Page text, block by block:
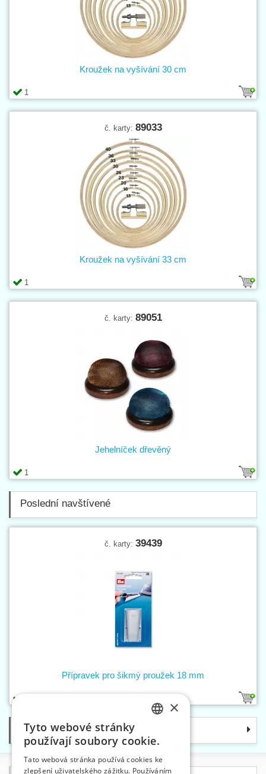
1
Kroužek na vyšívání 30 cm
č. karty: 89033
1
Kroužek na vyšívání 33 cm
č. karty: 89051
1
Jehelníček dřevěný
Poslední navštívené
č. karty: 39439
Přípravek pro šikmý proužek 18 mm
Kategorie
ENGLISH
×
Tyto webové stránky
používají soubory cookie.
Tato webová stránka používá cookies ke
zlepšení uživatelského zážitku. Používáním